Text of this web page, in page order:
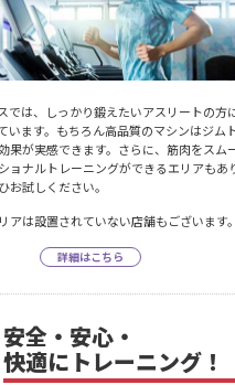
では、しっかり鍛えたいアスリートの方
います。もちろん高品質のマシンはジム
果が実感できます。さらに、筋肉をスム
ョナルトレーニングができるエリアもあ
お試しください。
は設置されていない店舗もございます。
詳細はこちら
安全・安心・
快適にトレーニング！